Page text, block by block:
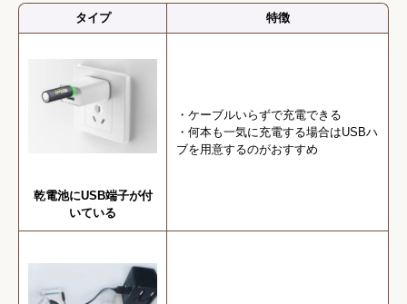
タイプ 特徴
乾電池にUSB端子が付
いている
・ケーブルいらずで充電できる
・何本も一気に充電する場合はUSBハ
ブを用意するのがおすすめ